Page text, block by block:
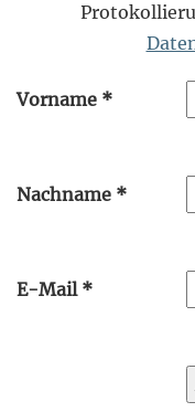
Vorname *
Nachname *
E-Mail *